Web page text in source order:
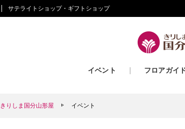
サテライトショップ・ギフトショップ
イベント フロアガイ
きりしま国分山形屋 イベント